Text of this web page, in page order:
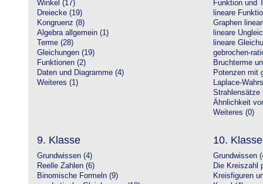
Winkel (17)
Dreiecke (19)
Kongruenz (8)
Algebra allgemein (1)
Terme (28)
Gleichungen (19)
Funktionen (2)
Daten und Diagramme (4)
Weiteres (1)
Funktion und
lineare
Graphen
lineare
lineare
gebrochen-
Bruchterme
Potenzen mit
Laplace-
Strahlensätze
Ähnlichkeit
Weiteres (0)
9. Klasse
Grundwissen (4)
Reelle Zahlen (6)
Binomische Formeln (9)
10. Klasse
Grundwissen
Die Kreiszahl
Kreisfiguren